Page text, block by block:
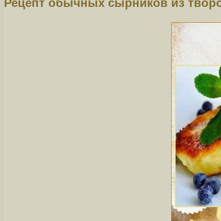
Рецепт обычных сырников из